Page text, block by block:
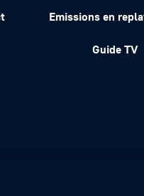
Emissions en
Guide TV
en